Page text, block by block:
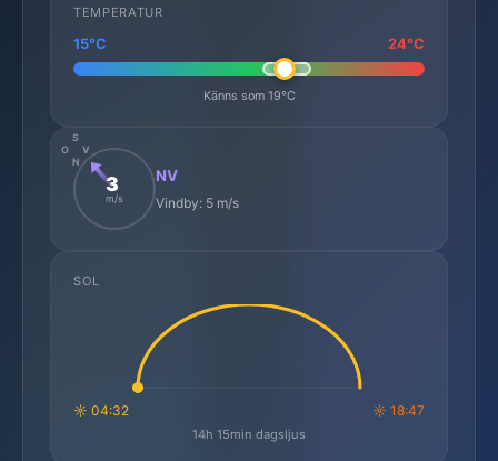
TEMPERATUR
15°C 24°C
Känns som 19°C
N
S
O
V
3
m/s
NV
Vindby: 5 m/s
SOL
☼ 04:32 ☼ 18:47
14h 15min dagsljus